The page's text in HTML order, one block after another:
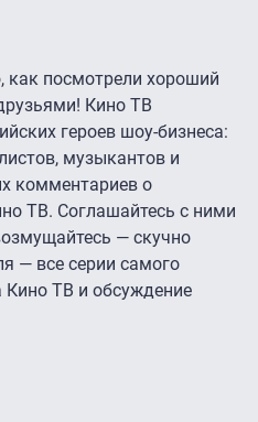
как посмотрели хороший
Кино ТВ
героев шоу-бизнеса:
музыкантов и
комментариев о
ТВ. Соглашайтесь с ними
— скучно
— все серии самого
Кино ТВ и обсуждение